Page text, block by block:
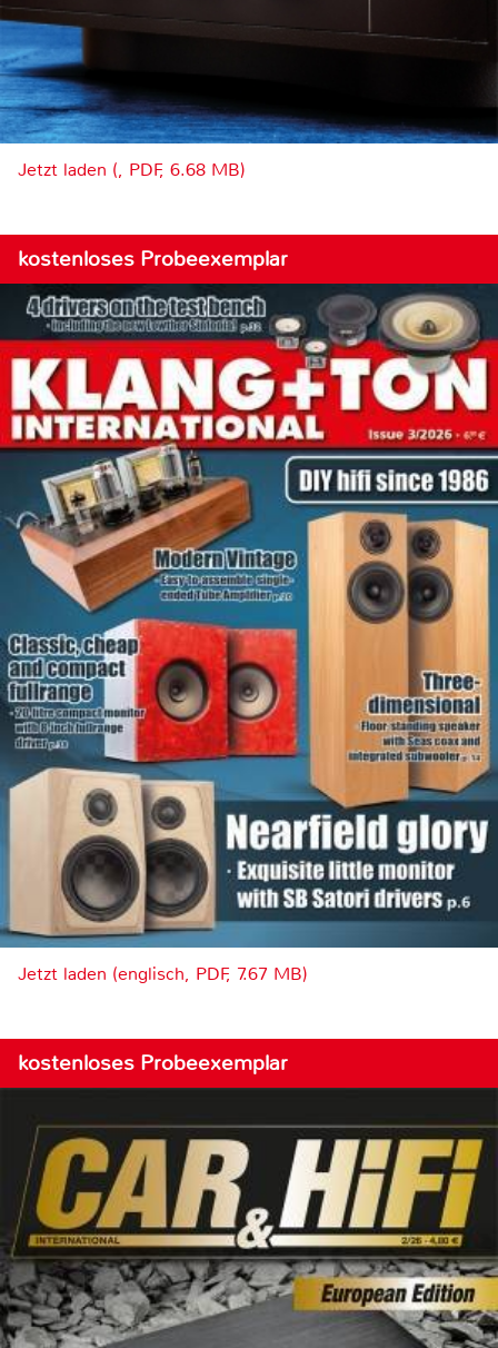
Jetzt laden (, PDF, 6.68 MB)
kostenloses Probeexemplar
Jetzt laden (englisch, PDF, 7.67 MB)
kostenloses Probeexemplar